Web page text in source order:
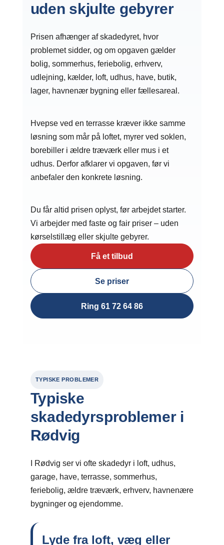
uden skjulte gebyrer
Prisen afhænger af skadedyret, hvor
problemet sidder, og om opgaven gælder
bolig, sommerhus, feriebolig, erhverv,
udlejning, kælder, loft, udhus, have, butik,
lager, havnenær bygning eller fællesareal.
Hvepse ved en terrasse kræver ikke samme
løsning som mår på loftet, myrer ved soklen,
borebiller i ældre træværk eller mus i et
udhus. Derfor afklarer vi opgaven, før vi
anbefaler den konkrete løsning.
Du får altid prisen oplyst, før arbejdet starter.
Vi arbejder med faste og fair priser – uden
kørselstillæg eller skjulte gebyrer.
Få et tilbud
Se priser
Ring 61 72 64 86
TYPISKE PROBLEMER
Typiske
skadedyrsproblemer i
Rødvig
I Rødvig ser vi ofte skadedyr i loft, udhus,
garage, have, terrasse, sommerhus,
feriebolig, ældre træværk, erhverv, havnenære
bygninger og ejendomme.
Lyde fra loft, væg eller